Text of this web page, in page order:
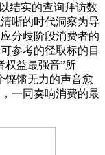
结实的查询拜访数
晰的时代洞察为导
分歧阶段消费者的
参考的径取标的目
权益最强音”所
铿锵无力的声音愈
一同奏响消费的最